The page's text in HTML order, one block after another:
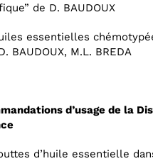
de D. BAUDOUX
essentielles
BAUDOUX, M.L. BREDA
d’usage de la
d’huile essentielle